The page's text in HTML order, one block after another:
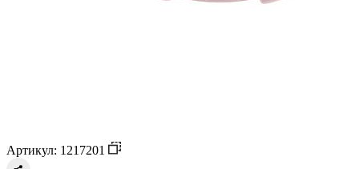
Артикул: 1217201